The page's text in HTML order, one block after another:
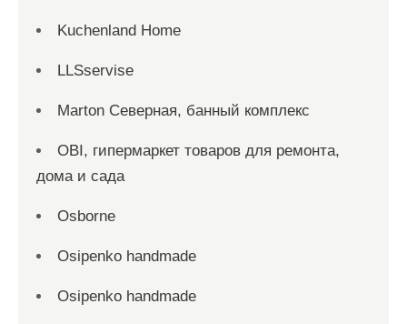
Kuchenland Home
LLSservise
Marton Северная, банный комплекс
OBI, гипермаркет товаров для ремонта,
дома и сада
Osborne
Osipenko handmade
Osipenko handmade